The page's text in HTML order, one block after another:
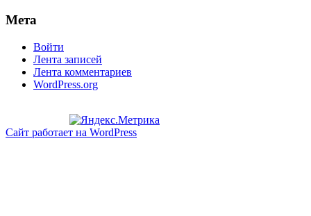
Мета
Войти
Лента записей
Лента комментариев
WordPress.org
Сайт работает на WordPress